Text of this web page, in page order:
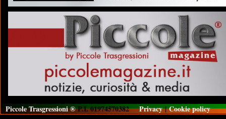
Piccole Trasgressioni ®P.I. 01974570382Privacy|Cookie policy